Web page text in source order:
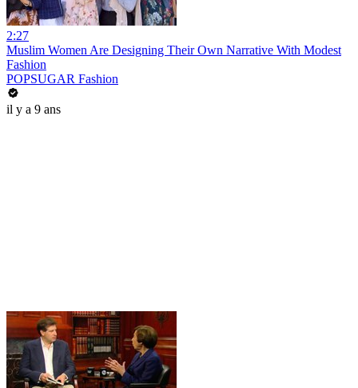
2:27
Muslim Women Are Designing Their Own Narrative With Modest
Fashion
POPSUGAR Fashion
il y a 9 ans